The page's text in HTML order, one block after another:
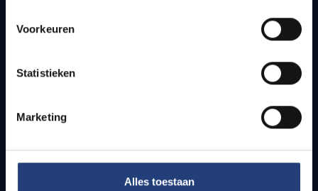
Voorkeuren
Statistieken
Marketing
Alles toestaan
Bereikbaarheid